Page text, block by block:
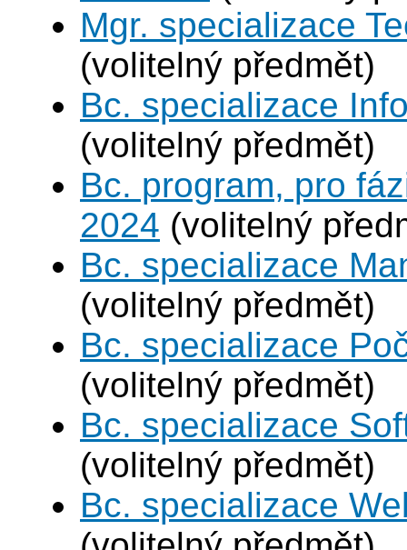
Mgr. specializace
(volitelný předmět)
Bc. specializace
(volitelný předmět)
Bc. program, pro
2024 (volitelný
Bc. specializace
(volitelný předmět)
Bc. specializace
(volitelný předmět)
Bc. specializace
(volitelný předmět)
Bc. specializace